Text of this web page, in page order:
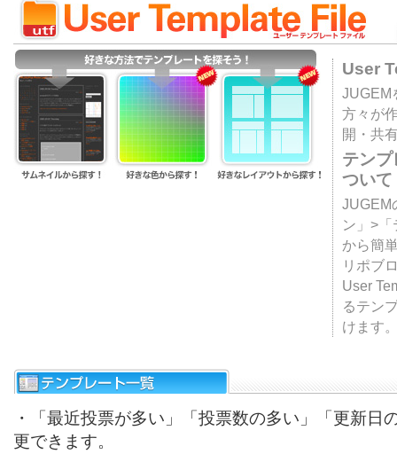
User
JUGEM
方々が
開・共
テン
ついて
JUGEM
ン」>
から簡
リポブ
User
るテン
けます
・「最近投票が多い」「投票数の多い」「更新日
更できます。